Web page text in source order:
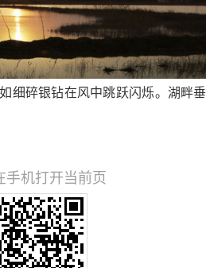
银钻在风中跳跃闪烁。湖畔
手机打开当前页